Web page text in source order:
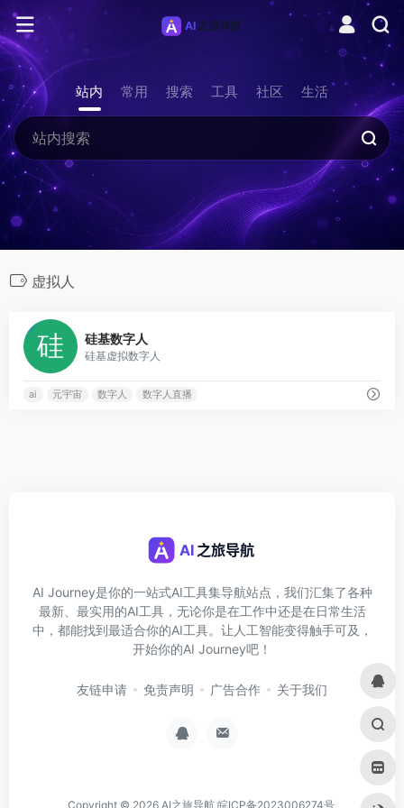
站内 常用 搜索 工具 社区 生活
虚拟人
硅基数字人
硅基虚拟数字人
ai 元宇宙 数字人 数字人直播
AI Journey是你的一站式AI工具集导航站点，我们汇集了各种
最新、最实用的AI工具，无论你是在工作中还是在日常生活
中，都能找到最适合你的AI工具。让人工智能变得触手可及，
开始你的AI Journey吧！
友链申请 免责声明 广告合作 关于我们
Copyright © 2026 AI之旅导航 皖ICP备2023006274号